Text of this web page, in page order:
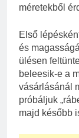
méretekből
Első
és
ülésen
beleesik-e a
vásárlásánál
próbáljuk
majd később